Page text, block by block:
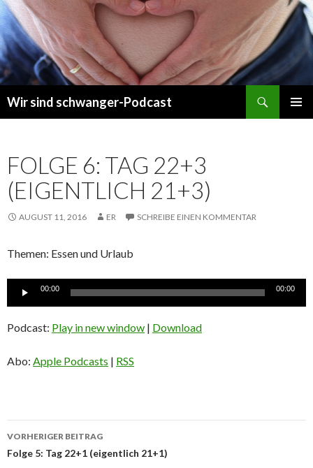
Wir sind schwanger-Podcast
FOLGE 6: TAG 22+3
(EIGENTLICH 21+3)
AUGUST 11, 2016 ER SCHREIBE EINEN KOMMENTAR
Themen: Essen und Urlaub
Audio-
00:00 00:00
Podcast: Play in new window | Download
Abo: Apple Podcasts | RSS
Beitrags-
Navigation
VORHERIGER BEITRAG
Folge 5: Tag 22+1 (eigentlich 21+1)